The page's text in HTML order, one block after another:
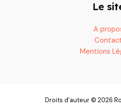
Le
A
Mentions
Droits d'auteur © 2026